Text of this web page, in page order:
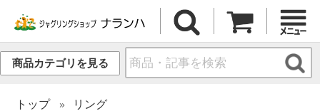
商品カテゴリを見る
トップ リング